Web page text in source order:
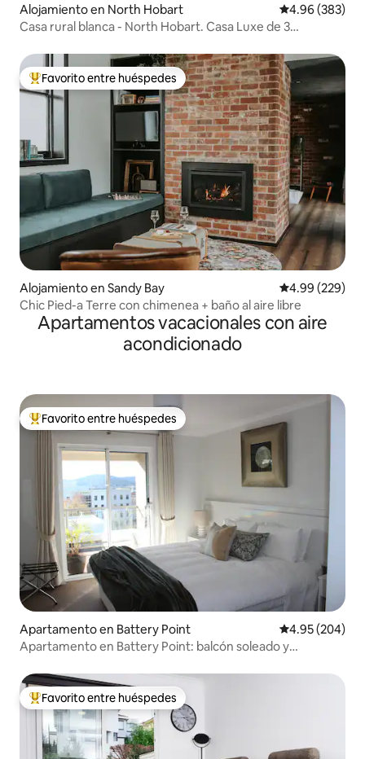
Alojamiento en North Hobart Calificación
4.96 (383)
Casa rural blanca - North Hobart. Casa Luxe de 3
Favorito entre huéspedes preferido
Favorito entre huéspedes
Alojamiento en Sandy Bay Calificación
4.99 (229)
Chic Pied-a Terre con chimenea + baño al aire libre
Apartamentos vacacionales con aire
acondicionado
Favorito entre huéspedes preferido
Favorito entre huéspedes
Apartamento en Battery Point Calificación
4.95 (204)
Apartamento en Battery Point: balcón soleado y
Favorito entre huéspedes preferido
Favorito entre huéspedes